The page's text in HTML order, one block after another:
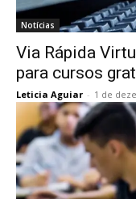
Notícias
Via Rápida
para cursos
Leticia Aguiar - 1 de